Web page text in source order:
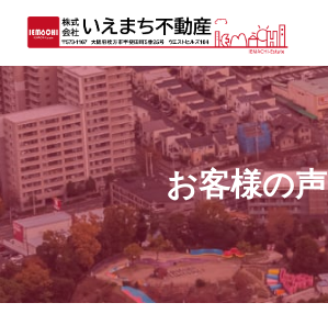
HOME
お悩み別不動産売却メニュー
住宅ローンでお悩みの方（任意売却）
相続不動産でお悩みの方
実家じまいでお悩みの方
お客様の声